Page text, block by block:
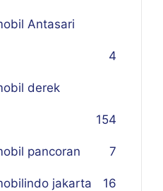
Antasari
4
derek
154
pancoran 7
jakarta 16